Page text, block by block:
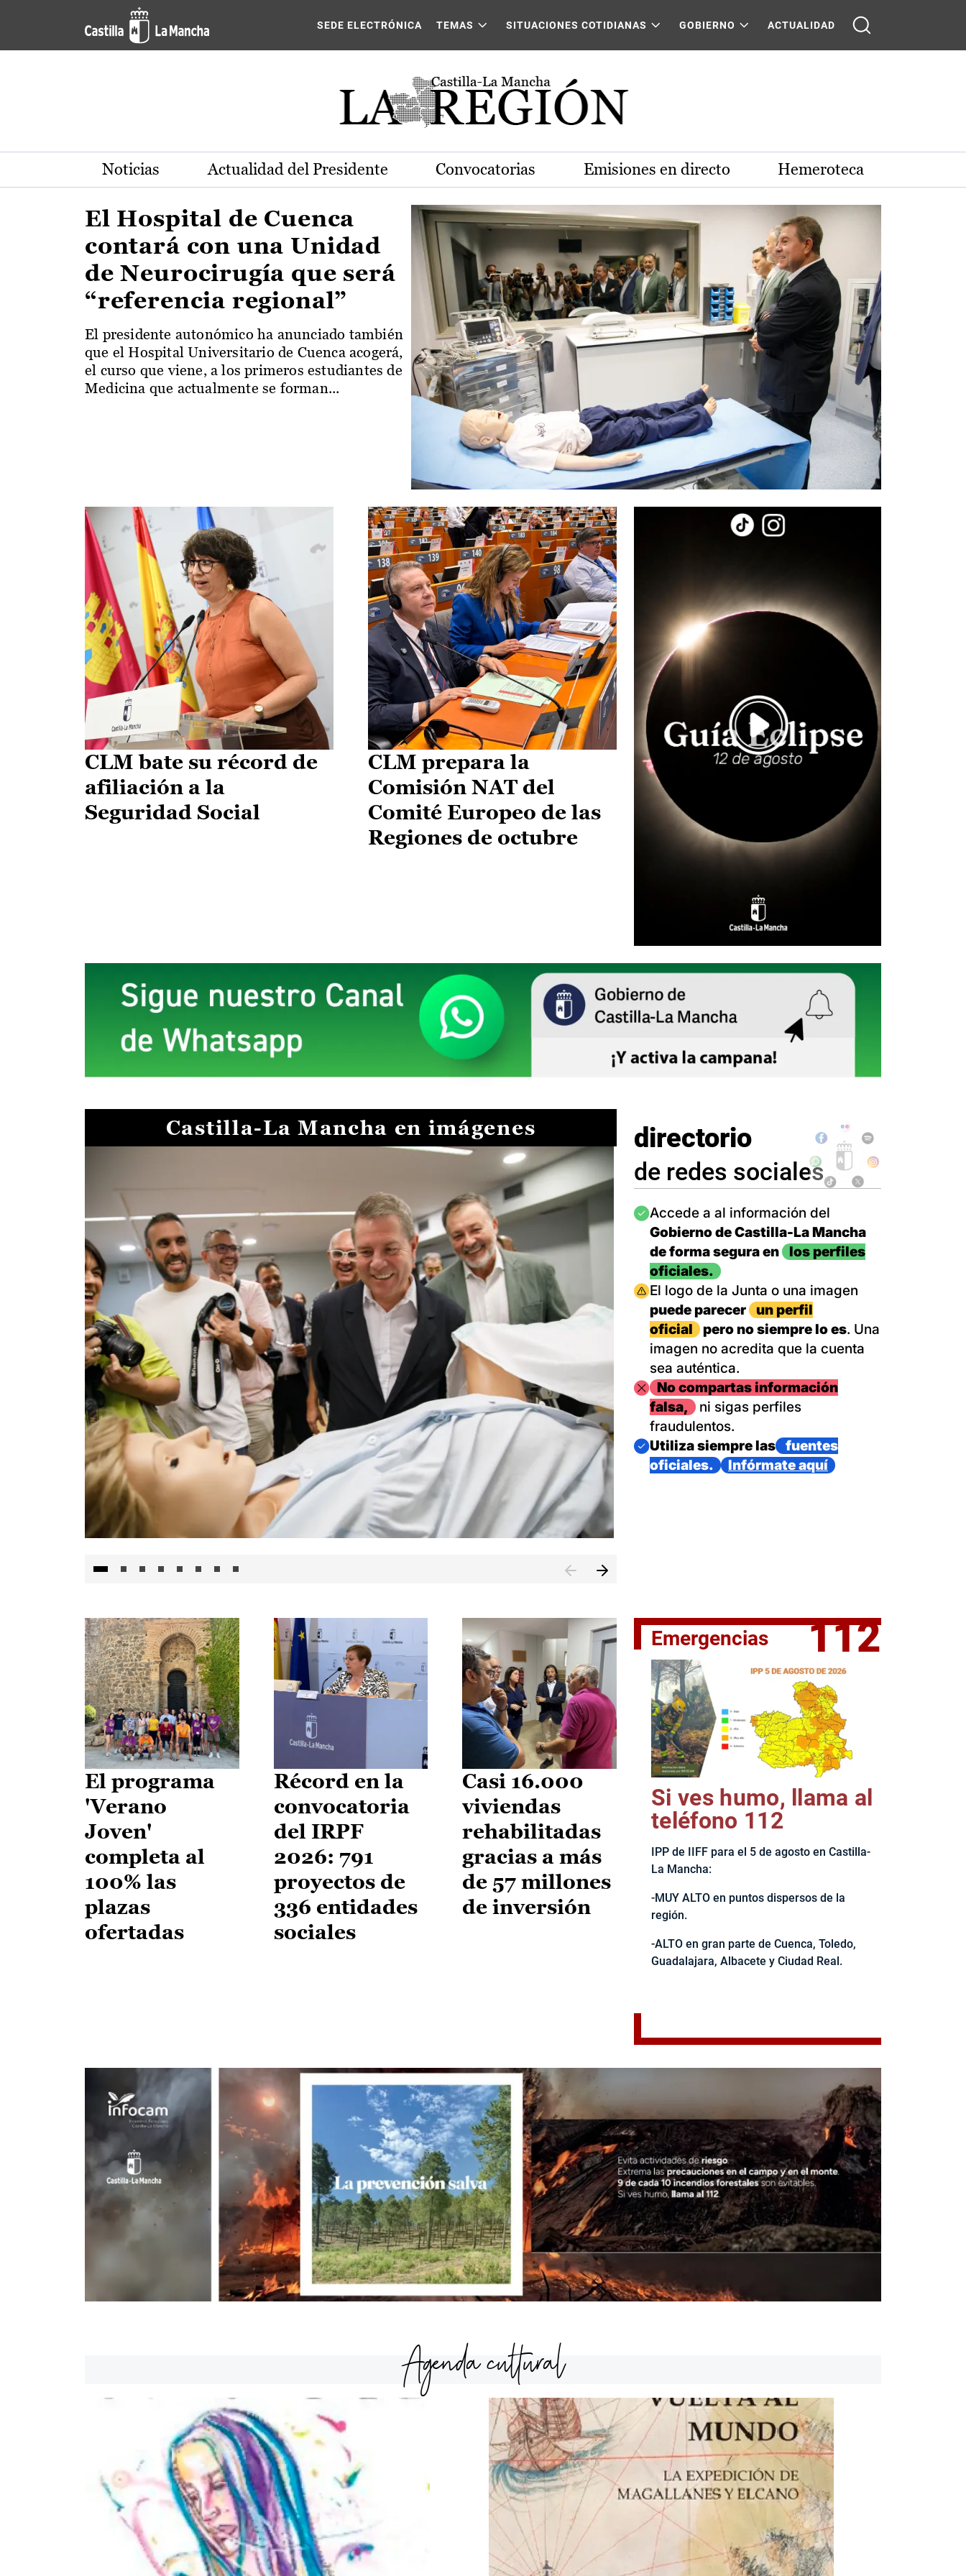
Pasar al contenido principal
Actualidad de la región de Castilla-La Mancha
SEDE ELECTRÓNICA TEMAS SITUACIONES COTIDIANAS GOBIERNO ACTUALIDAD
Noticias Actualidad del Presidente Convocatorias Emisiones en directo Hemeroteca
El Hospital de Cuenca
contará con una Unidad
de Neurocirugía que será
“referencia regional”
El presidente autonómico ha anunciado también
que el Hospital Universitario de Cuenca acogerá,
el curso que viene, a los primeros estudiantes de
Medicina que actualmente se forman...
CLM bate su récord de
afiliación a la
Seguridad Social
CLM prepara la
Comisión NAT del
Comité Europeo de las
Regiones de octubre
Castilla-La Mancha en imágenes
El jefe del Ejecutivo castellanomanchego, Emiliano García-
directorio
de redes sociales
Imagen
Accede a al información del
Gobierno de Castilla-La Mancha
de forma segura en
los perfiles
oficiales.
Imagen
El logo de la Junta o una imagen
puede parecer
un perfil
oficial
pero no siempre lo es. Una
imagen no acredita que la cuenta
sea auténtica.
ImagenNo compartas información
falsa,
ni sigas perfiles
fraudulentos.
Imagen
Utiliza siempre las
fuentes
oficiales.
Infórmate aquí
El programa
'Verano
Joven'
completa al
100% las
plazas
ofertadas
Récord en la
convocatoria
del IRPF
2026: 791
proyectos de
336 entidades
sociales
Casi 16.000
viviendas
rehabilitadas
gracias a más
de 57 millones
de inversión
Emergencias 112
Si ves humo, llama al
teléfono 112
IPP de IIFF para el 5 de agosto en Castilla-
La Mancha:
-MUY ALTO en puntos dispersos de la
región.
-ALTO en gran parte de Cuenca, Toledo,
Guadalajara, Albacete y Ciudad Real.
Agenda cultural